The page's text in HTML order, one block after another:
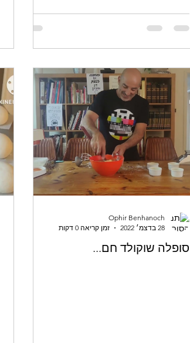
סופלה שוקולד חם...
Ophir Benhanoch
28 בדצמ׳ 2022
זמן קריאה 0 דקות